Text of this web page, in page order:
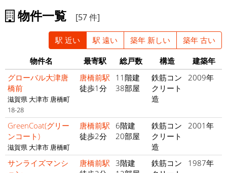
物件一覧 [57 件]
駅 近い 駅 遠い 築年 新しい 築年 古い
物件名 最寄駅 総戸数 構造
建築年
グローバル大津唐
橋前
滋賀県 大津市 唐橋町
18-28
唐橋前駅
徒歩1分
11階建
38部屋
鉄筋コン
クリート
造
2009年
GreenCoat(グリー
ンコート)
滋賀県 大津市 唐橋町
唐橋前駅
徒歩2分
6階建
20部屋
鉄筋コン
クリート
造
2001年
サンライズマンシ
唐橋前駅 3階建
鉄筋コン
1987年